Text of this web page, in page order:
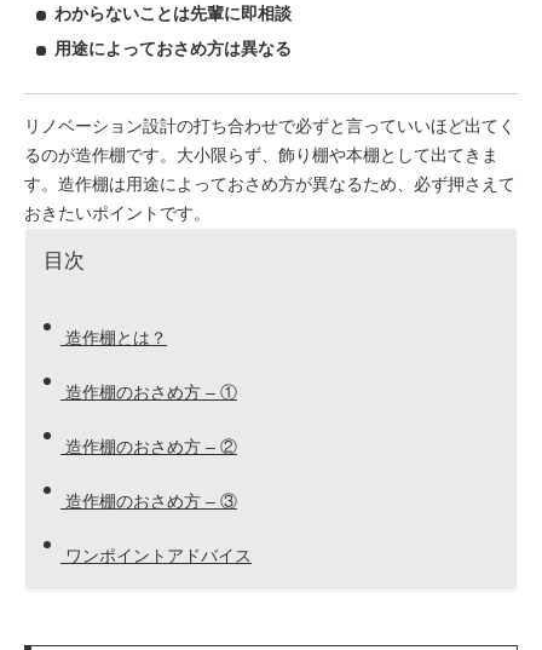
わからないことは先輩に即相談
用途によっておさめ方は異なる
リノベーション設計の打ち合わせで必ずと言っていいほど出てく
るのが造作棚です。大小限らず、飾り棚や本棚として出てきま
す。造作棚は用途によっておさめ方が異なるため、必ず押さえて
おきたいポイントです。
目次
造作棚とは？
造作棚のおさめ方 – ①
造作棚のおさめ方 – ②
造作棚のおさめ方 – ③
ワンポイントアドバイス